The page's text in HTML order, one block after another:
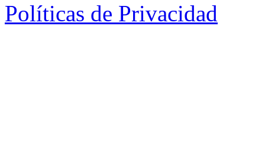
Políticas de Privacidad